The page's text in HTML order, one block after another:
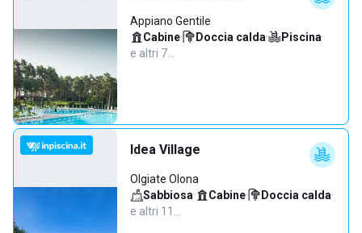
Appiano Gentile
Cabine· Doccia calda· Piscina·
e altri 7…
Idea Village
Olgiate Olona
Sabbiosa· Cabine· Doccia calda·
e altri 11…